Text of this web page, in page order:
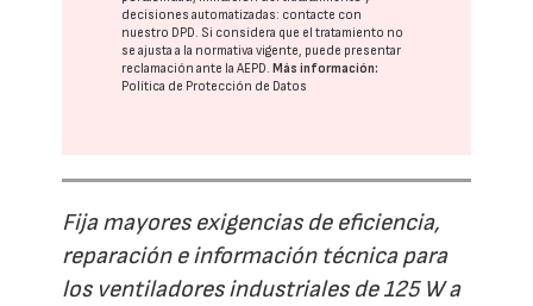
decisiones automatizadas: contacte con
nuestro DPD. Si considera que el tratamiento no
se ajusta a la normativa vigente, puede presentar
reclamación ante laAEPD. Más información:
Política de Protección de Datos
Fija mayores exigencias de eficiencia,
reparación e información técnica para
los ventiladores industriales de 125 W a